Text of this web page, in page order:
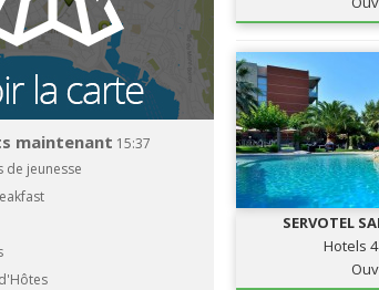
maintenant 15:37
de jeunesse
SERVOTEL
Hotels